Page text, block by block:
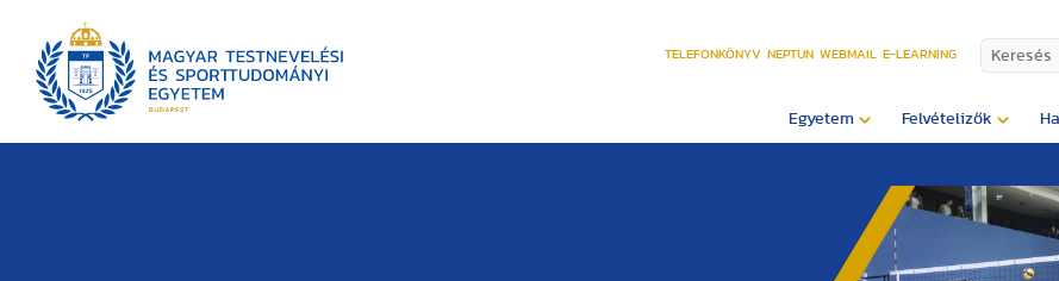
TELEFONKÖNYV NEPTUN WEBMAIL E-LEARNING
Egyetem Felvételizők